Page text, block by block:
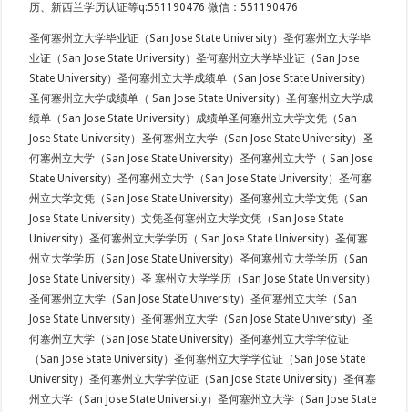
历、新西兰学历认证等q:551190476 微信：551190476
圣何塞州立大学毕业证（San Jose State University）圣何塞州立大学毕
业证（San Jose State University）圣何塞州立大学毕业证（San Jose
State University）圣何塞州立大学成绩单（San Jose State University）
圣何塞州立大学成绩单（ San Jose State University）圣何塞州立大学成
绩单（San Jose State University）成绩单圣何塞州立大学文凭（San
Jose State University）圣何塞州立大学（San Jose State University）圣
何塞州立大学（San Jose State University）圣何塞州立大学（ San Jose
State University）圣何塞州立大学（San Jose State University）圣何塞
州立大学文凭（San Jose State University）圣何塞州立大学文凭（San
Jose State University）文凭圣何塞州立大学文凭（San Jose State
University）圣何塞州立大学学历（ San Jose State University）圣何塞
州立大学学历（San Jose State University）圣何塞州立大学学历（San
Jose State University）圣 塞州立大学学历（San Jose State University）
圣何塞州立大学（San Jose State University）圣何塞州立大学（San
Jose State University）圣何塞州立大学（San Jose State University）圣
何塞州立大学（San Jose State University）圣何塞州立大学学位证
（San Jose State University）圣何塞州立大学学位证（San Jose State
University）圣何塞州立大学学位证（San Jose State University）圣何塞
州立大学（San Jose State University）圣何塞州立大学（San Jose State